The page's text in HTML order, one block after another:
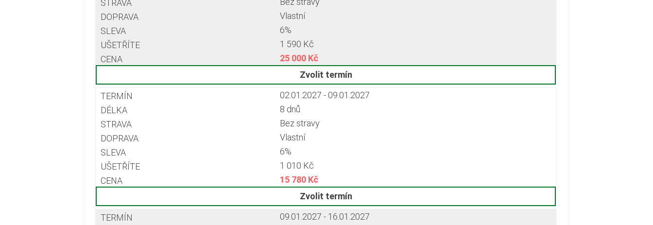
Vlastní
6%
1 590 Kč
25 000 Kč
Zvolit termín
02.01.2027 - 09.01.2027
8 dnů
Bez stravy
Vlastní
6%
1 010 Kč
15 780 Kč
Zvolit termín
09.01.2027 - 16.01.2027